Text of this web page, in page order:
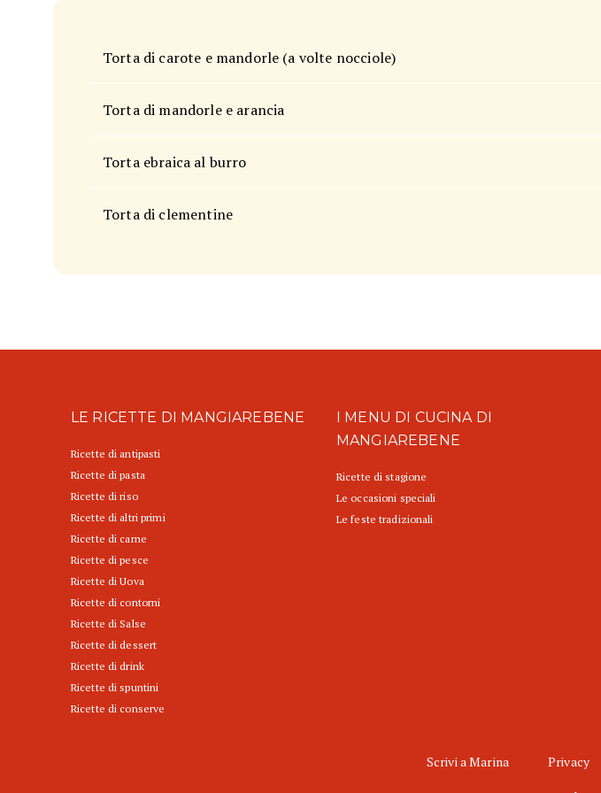
Torta di carote e mandorle (a volte nocciole)
Torta di mandorle e arancia
Torta ebraica al burro
Torta di clementine
LE RICETTE DI MANGIAREBENE
Ricette di antipasti
Ricette di pasta
Ricette di riso
Ricette di altri primi
Ricette di carne
Ricette di pesce
Ricette di Uova
Ricette di contorni
Ricette di Salse
Ricette di dessert
Ricette di drink
Ricette di spuntini
Ricette di conserve
I MENU DI CUCINA DI
MANGIAREBENE
Ricette di stagione
Le occasioni speciali
Le feste tradizionali
Scrivi a Marina Privacy